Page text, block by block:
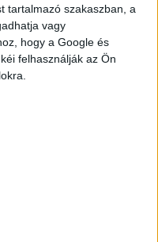
tartalmazó szakaszban, a
vagy
hogy a Google és
felhasználják az Ön